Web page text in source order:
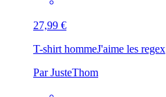
27,99 €
T-shirt hommeJ'aime les regex
Par JusteThom